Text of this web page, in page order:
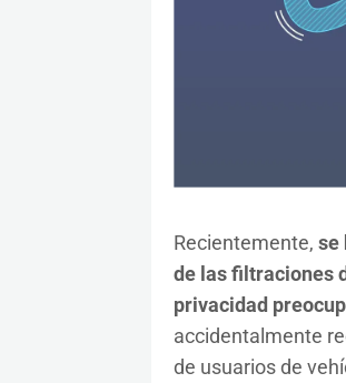
Recientemente, se
de las filtraciones
privacidad
accidentalmente
de usuarios de